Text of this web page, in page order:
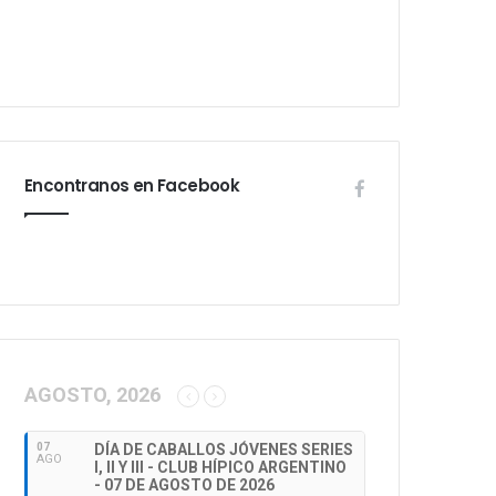
Encontranos en Facebook
AGOSTO, 2026
07
AGO
DÍA DE CABALLOS JÓVENES SERIES
I, II Y III - CLUB HÍPICO ARGENTINO
- 07 DE AGOSTO DE 2026